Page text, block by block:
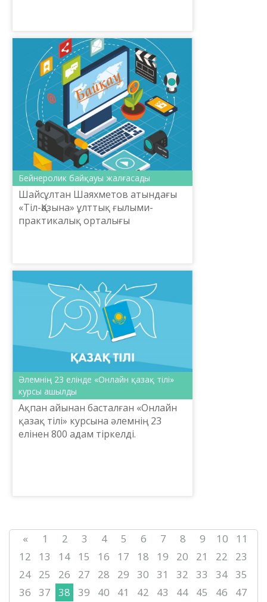
Бейнеролик байқауы жалғасады
Шайсұлтан Шаяхметов атындағы
«Тіл-Қазына» ұлттық ғылыми-
практикалық орталығы
жылдың 18 наурызын...
Әлемнің 23 елінде «Онлайн қазақ тілі»
курсы ашылды
Ақпан айынан басталған «Онлайн
қазақ тілі» курсына әлемнің 23
елінен 800 адам тіркелді.
« 1 2 3 4 5 6 7 8 9 10
11
12
13 14 15 16 17 18 19 20 21 22
23
24
25 26 27 28 29 30 31 32 33 34 35
36
37 38 39 40 41 42 43 44 45 46
47